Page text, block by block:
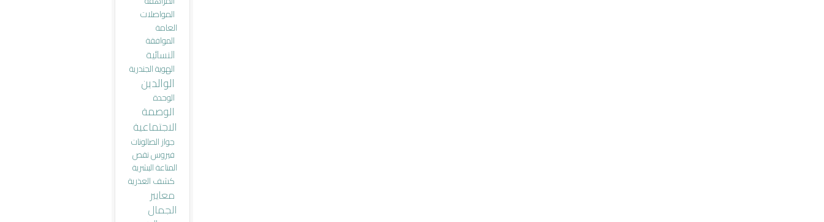
المواصلات
العامة
الموافقة
النسائية
الهوية الجندرية
الوالدين
الوحدة
الوصمة
الاجتماعية
جواز الصالونات
فيروس نقص
المناعة البشرية
كشف العذرية
معايير
الجمال